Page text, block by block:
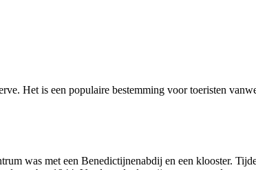
Het is een populaire bestemming voor toeristen
was met een Benedictijnenabdij en een klooster.